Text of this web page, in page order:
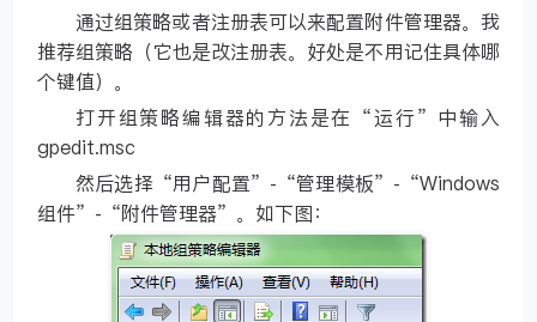
通过组策略或者注册表可以来配置附件管理器。我
推荐组策略（它也是改注册表。好处是不用记住具体哪
个键值）。
打开组策略编辑器的方法是在“运行”中输入
gpedit.msc
然后选择“用户配置”-“管理模板”-“Windows
组件”-“附件管理器”。如下图：